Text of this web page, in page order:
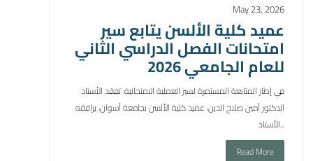
May 23, 2026
عميد كلية الألسن يتابع سير
امتحانات الفصل الدراسي الثاني
للعام الجامعي 2026
في إطار المتابعة المستمرة لسير العملية الامتحانية، تفقد الأستاذ
الدكتور أمين صلاح الدين، عميد كلية الألسن بجامعة أسوان، يرافقه
الأستاذ...
Read More